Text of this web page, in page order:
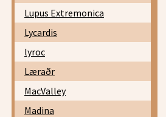
Lupus Extremonica
Lycardis
lyroc
Læraðr
MacValley
Madina